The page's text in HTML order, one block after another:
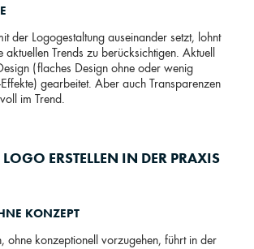
der Logogestaltung auseinander setzt, lohnt
aktuellen Trends zu berücksichtigen. Aktuell
(flaches Design ohne oder wenig
gearbeitet. Aber auch Transparenzen
im Trend.
ERSTELLEN IN DER PRAXIS
KONZEPT
ohne konzeptionell vorzugehen, führt in der